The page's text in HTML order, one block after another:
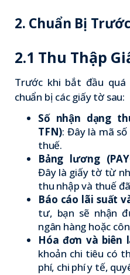
2. Chuẩn Bị
2.1 Thu Thập
Trước khi bắt đầu
chuẩn bị các giấy tờ sau:
Số nhận dạng
TFN): Đây là mã
thuế.
Bảng lương
Đây là giấy tờ từ
thu nhập và thuế
Báo cáo lãi suất
tư, bạn sẽ nhận
ngân hàng hoặc
Hóa đơn và biên
khoản chi tiêu có
phí, chi phí y tế,